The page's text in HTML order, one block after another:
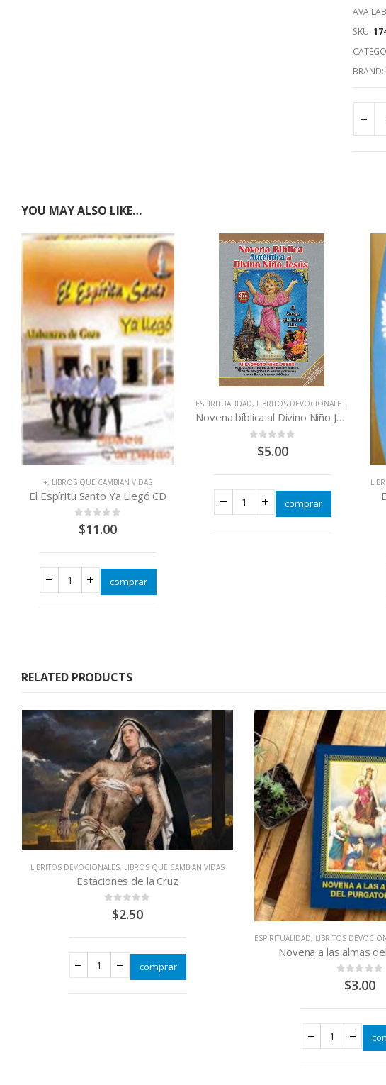
SKU:
BRAND:
YOU MAY ALSO LIKE…
+, LIBROS QUE CAMBIAN VIDAS
El Espíritu Santo Ya Llegó CD
out of 5
$11.00
comprar
ESPIRITUALIDAD, LIBRITOS DEVOCIONALES , LIBROS
Novena bíblica al Divino Niño Jesús
out of 5
$5.00
comprar
RELATED PRODUCTS
ESPIRITUALIDAD,LIBRITOS DEVOCIONALES,LIBROS QUE CAMBIAN VIDAS
Novena a las almas del Purgatorio
out of 5
3.00
Novena a San